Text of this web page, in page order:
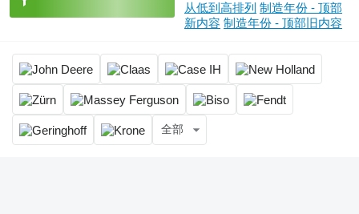
从低到高排列 制造年份 - 顶部
新内容 制造年份 - 顶部旧内容
全部